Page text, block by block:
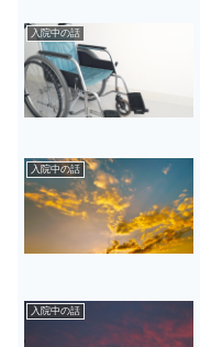
入院中の話
入院中の話
入院中の話